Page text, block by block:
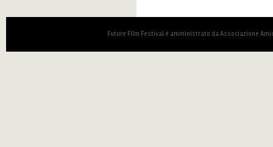
Future Film Festival è amministrato da Associazione